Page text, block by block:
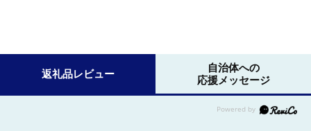
返礼品レビュー
自治体への
応援メッセージ